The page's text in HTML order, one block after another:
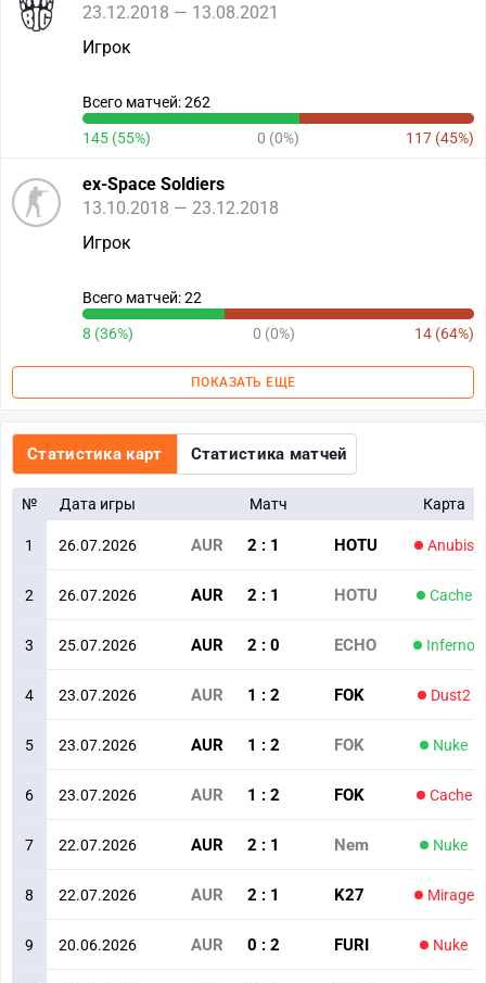
23.12.2018 — 13.08.2021
Игрок
Всего матчей: 262
145 (55%) 0 (0%) 117 (45%)
ex-Space Soldiers
13.10.2018 — 23.12.2018
Игрок
Всего матчей: 22
8 (36%) 0 (0%) 14 (64%)
ПОКАЗАТЬ ЕЩЕ
Статистика карт Статистика матчей
№ Дата игры Матч Карта
1 26.07.2026 AUR HOTU
2 : 1 Anubis
2 26.07.2026 AUR HOTU
2 : 1 Cache
3 25.07.2026 AUR ECHO
2 : 0 Inferno
4 23.07.2026 AUR FOK
1 : 2 Dust2
5 23.07.2026 AUR FOK
1 : 2 Nuke
6 23.07.2026 AUR FOK
1 : 2 Cache
7 22.07.2026 AUR Nem
2 : 1 Nuke
8 22.07.2026 AUR K27
2 : 1 Mirage
9 20.06.2026 AUR FURI
0 : 2 Nuke